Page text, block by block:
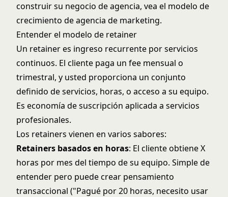
construir su negocio de agencia, vea el modelo de
crecimiento de agencia de marketing.
Entender el modelo de retainer
Un retainer es ingreso recurrente por servicios
continuos. El cliente paga un fee mensual o
trimestral, y usted proporciona un conjunto
definido de servicios, horas, o acceso a su equipo.
Es economía de suscripción aplicada a servicios
profesionales.
Los retainers vienen en varios sabores:
Retainers basados en horas: El cliente obtiene X
horas por mes del tiempo de su equipo. Simple de
entender pero puede crear pensamiento
transaccional ("Pagué por 20 horas, necesito usar